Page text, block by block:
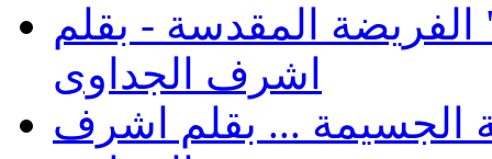
المقدسة - بقلم
اشرف الجداوى
الجسيمة ... بقلم اشرف